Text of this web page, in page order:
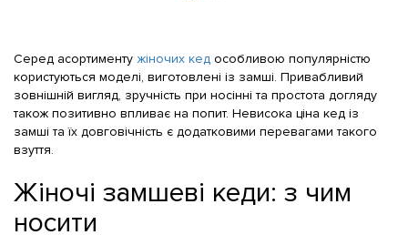
Серед асортименту жіночих кед особливою популярністю
користуються моделі, виготовлені із замші. Привабливий
зовнішній вигляд, зручність при носінні та простота догляду
також позитивно впливає на попит. Невисока ціна кед із
замші та їх довговічність є додатковими перевагами такого
взуття.
Жіночі замшеві кеди: з чим
носити